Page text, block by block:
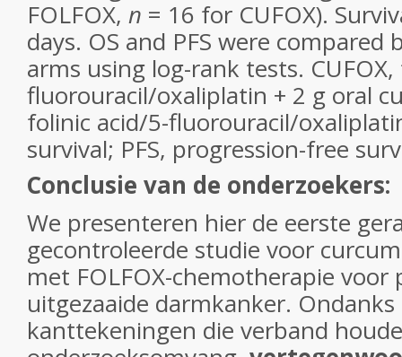
FOLFOX, n = 16 for CUFOX).
days. OS and PFS were
arms using log-rank tests.
fluorouracil/oxaliplatin + 2 g oral
folinic acid/5-fluorouracil/
survival; PFS, progression-free
Conclusie van de onderzoekers:
We presenteren hier de eerste
gecontroleerde studie voor
met FOLFOX-chemotherapie
uitgezaaide darmkanker.
kanttekeningen die verband